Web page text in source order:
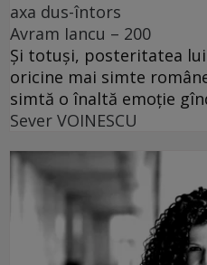
axa dus-întors
Avram Iancu – 200
Și totuși, posteritatea
oricine mai simte
simtă o înaltă emoție
Sever VOINESCU